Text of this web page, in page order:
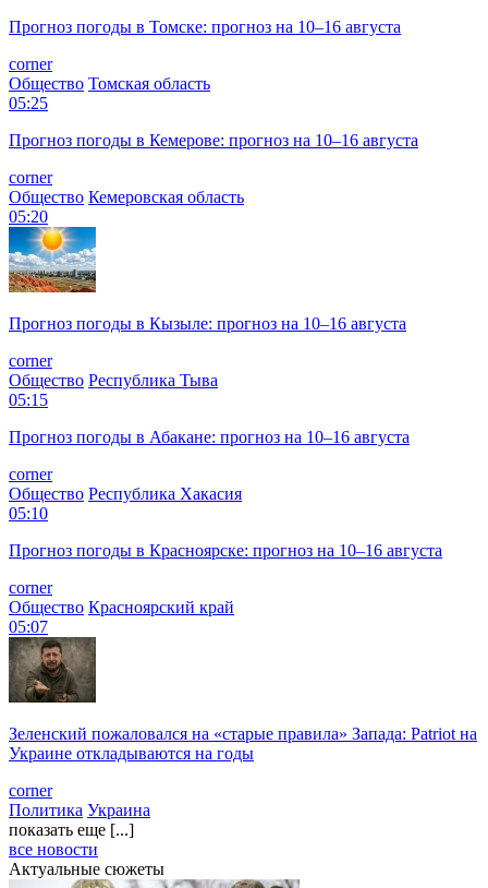
Прогноз погоды в Томске: прогноз на 10–16 августа
corner
Общество Томская область
05:25
Прогноз погоды в Кемерове: прогноз на 10–16 августа
corner
Общество Кемеровская область
05:20
Прогноз погоды в Кызыле: прогноз на 10–16 августа
corner
Общество Республика Тыва
05:15
Прогноз погоды в Абакане: прогноз на 10–16 августа
corner
Общество Республика Хакасия
05:10
Прогноз погоды в Красноярске: прогноз на 10–16 августа
corner
Общество Красноярский край
05:07
Зеленский пожаловался на «старые правила» Запада: Patriot на
Украине откладываются на годы
corner
Политика Украина
показать еще [...]
все новости
Актуальные сюжеты